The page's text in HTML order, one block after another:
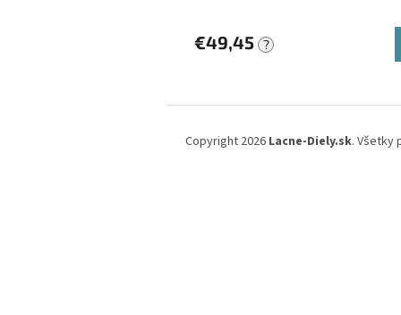
€49,45 ?
Copyright 2026 Lacne-Diely.sk. Všetky